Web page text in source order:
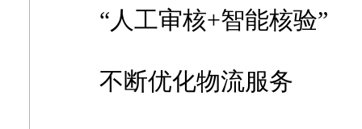
“人工审核+智能核验”
不断优化物流服务